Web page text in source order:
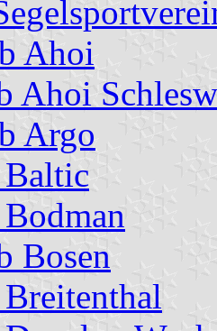
Ahoi
Ahoi
Argo
Baltic
Bosen